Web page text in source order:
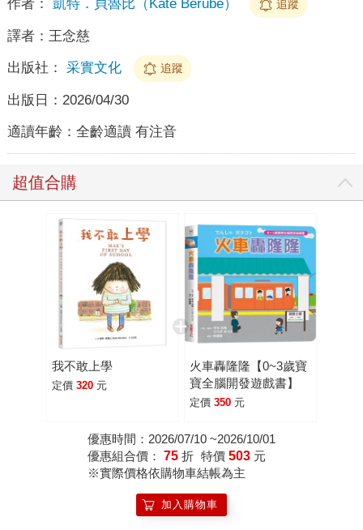
作者： 凱特．貝魯比（Kate Berube） 追蹤
譯者： 王念慈
出版社： 采實文化 追蹤
出版日： 2026/04/30
適讀年齡： 全齡適讀 有注音
超值合購
我不敢上學
定價 320 元
火車轟隆隆【0~3歲寶
寶全腦開發遊戲書】
定價 350 元
優惠時間：2026/07/10 ~2026/10/01
優惠組合價： 75 折 特價 503 元
※實際價格依購物車結帳為主
加入購物車